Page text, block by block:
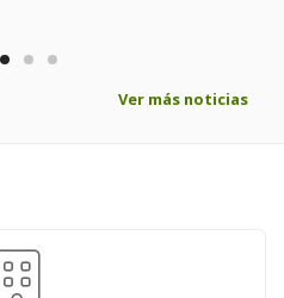
Ver más noticias